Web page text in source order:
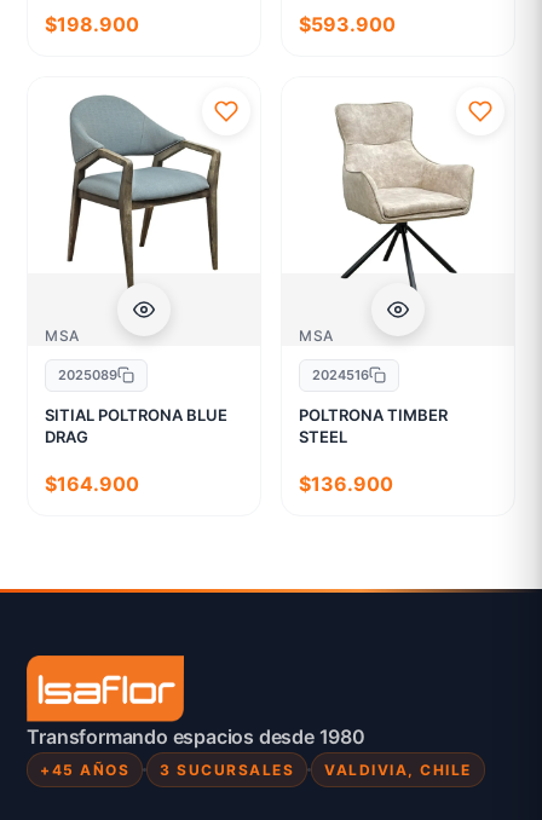
$198.900 $593.900
MSA
2025089
SITIAL POLTRONA BLUE
DRAG
$164.900
MSA
2024516
POLTRONA TIMBER
STEEL
$136.900
Transformando espacios desde 1980
+45 AÑOS 3 SUCURSALES VALDIVIA, CHILE